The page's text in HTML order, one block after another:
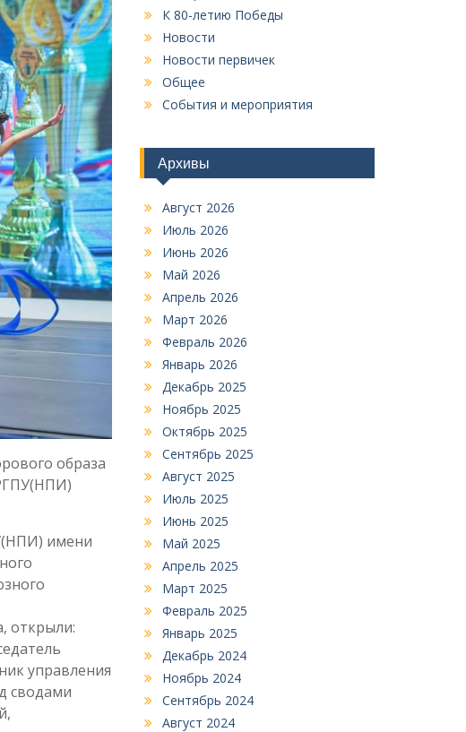
образа
имени
открыли:
управления
сводами
К 80-летию Победы
Новости
Новости первичек
Общее
События и мероприятия
Архивы
Август 2026
Июль 2026
Июнь 2026
Май 2026
Апрель 2026
Март 2026
Февраль 2026
Январь 2026
Декабрь 2025
Ноябрь 2025
Октябрь 2025
Сентябрь 2025
Август 2025
Июль 2025
Июнь 2025
Май 2025
Апрель 2025
Март 2025
Февраль 2025
Январь 2025
Декабрь 2024
Ноябрь 2024
Сентябрь 2024
Август 2024